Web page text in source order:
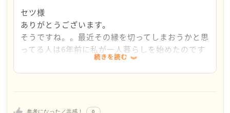
参考になった／共感！ 0
それがとれるみんさんがとても羨ましいです。
私も、今後友達にもなるべく気持ちを伝えられるよ
うに努力したいと思います。
「そうじゃないんだけどなあ｣と思うことも多
く。。
本当に毎日毎日人の言動に疲れます。。
でも私の感じてることが全て事実ではないですもの
ありがとうございます。
るべく自分のために行動にうつすようにしていま
す。
あっという間に40代に突入して人生折り返し..。そ
ろそろ自分メインに生きていきましょう！（お互
セツ様
ありがとうございます。
そうですね。。最近その縁を切ってしまおうかと思
ってる人は6年前に私が一人暮らしを始めたのです
が、その頃から何となく生活に対しての考え方や、
否定されたと感じるのはもちろんのこと、他にもと
続きを読む